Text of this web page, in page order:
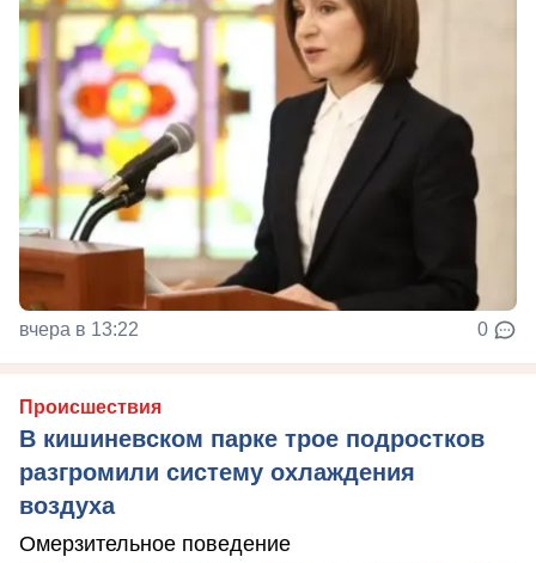
вчера в 13:22 0
Происшествия
В кишиневском парке трое подростков
разгромили систему охлаждения
воздуха
Омерзительное поведение